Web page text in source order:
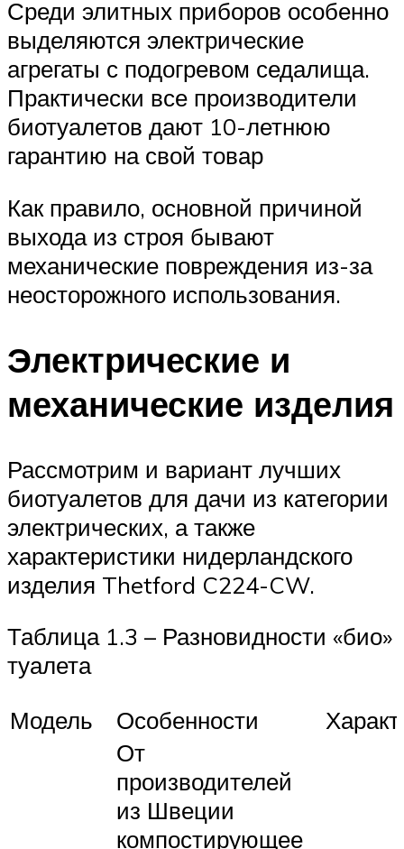
Среди элитных приборов особенно
выделяются электрические
агрегаты с подогревом седалища.
Практически все производители
биотуалетов дают 10-летнюю
гарантию на свой товар
Как правило, основной причиной
выхода из строя бывают
механические повреждения из-за
неосторожного использования.
Электрические и
механические изделия
Рассмотрим и вариант лучших
биотуалетов для дачи из категории
электрических, а также
характеристики нидерландского
изделия Thetford C224-CW.
Таблица 1.3 – Разновидности «био»
туалета
Модель
Особенности
От
производителей
из Швеции
компостирующее